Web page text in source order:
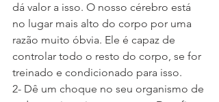
dá valor a isso. O nosso cérebro está
no lugar mais alto do corpo por uma
razão muito óbvia. Ele é capaz de
controlar todo o resto do corpo, se for
treinado e condicionado para isso.
2- Dê um choque no seu organismo de